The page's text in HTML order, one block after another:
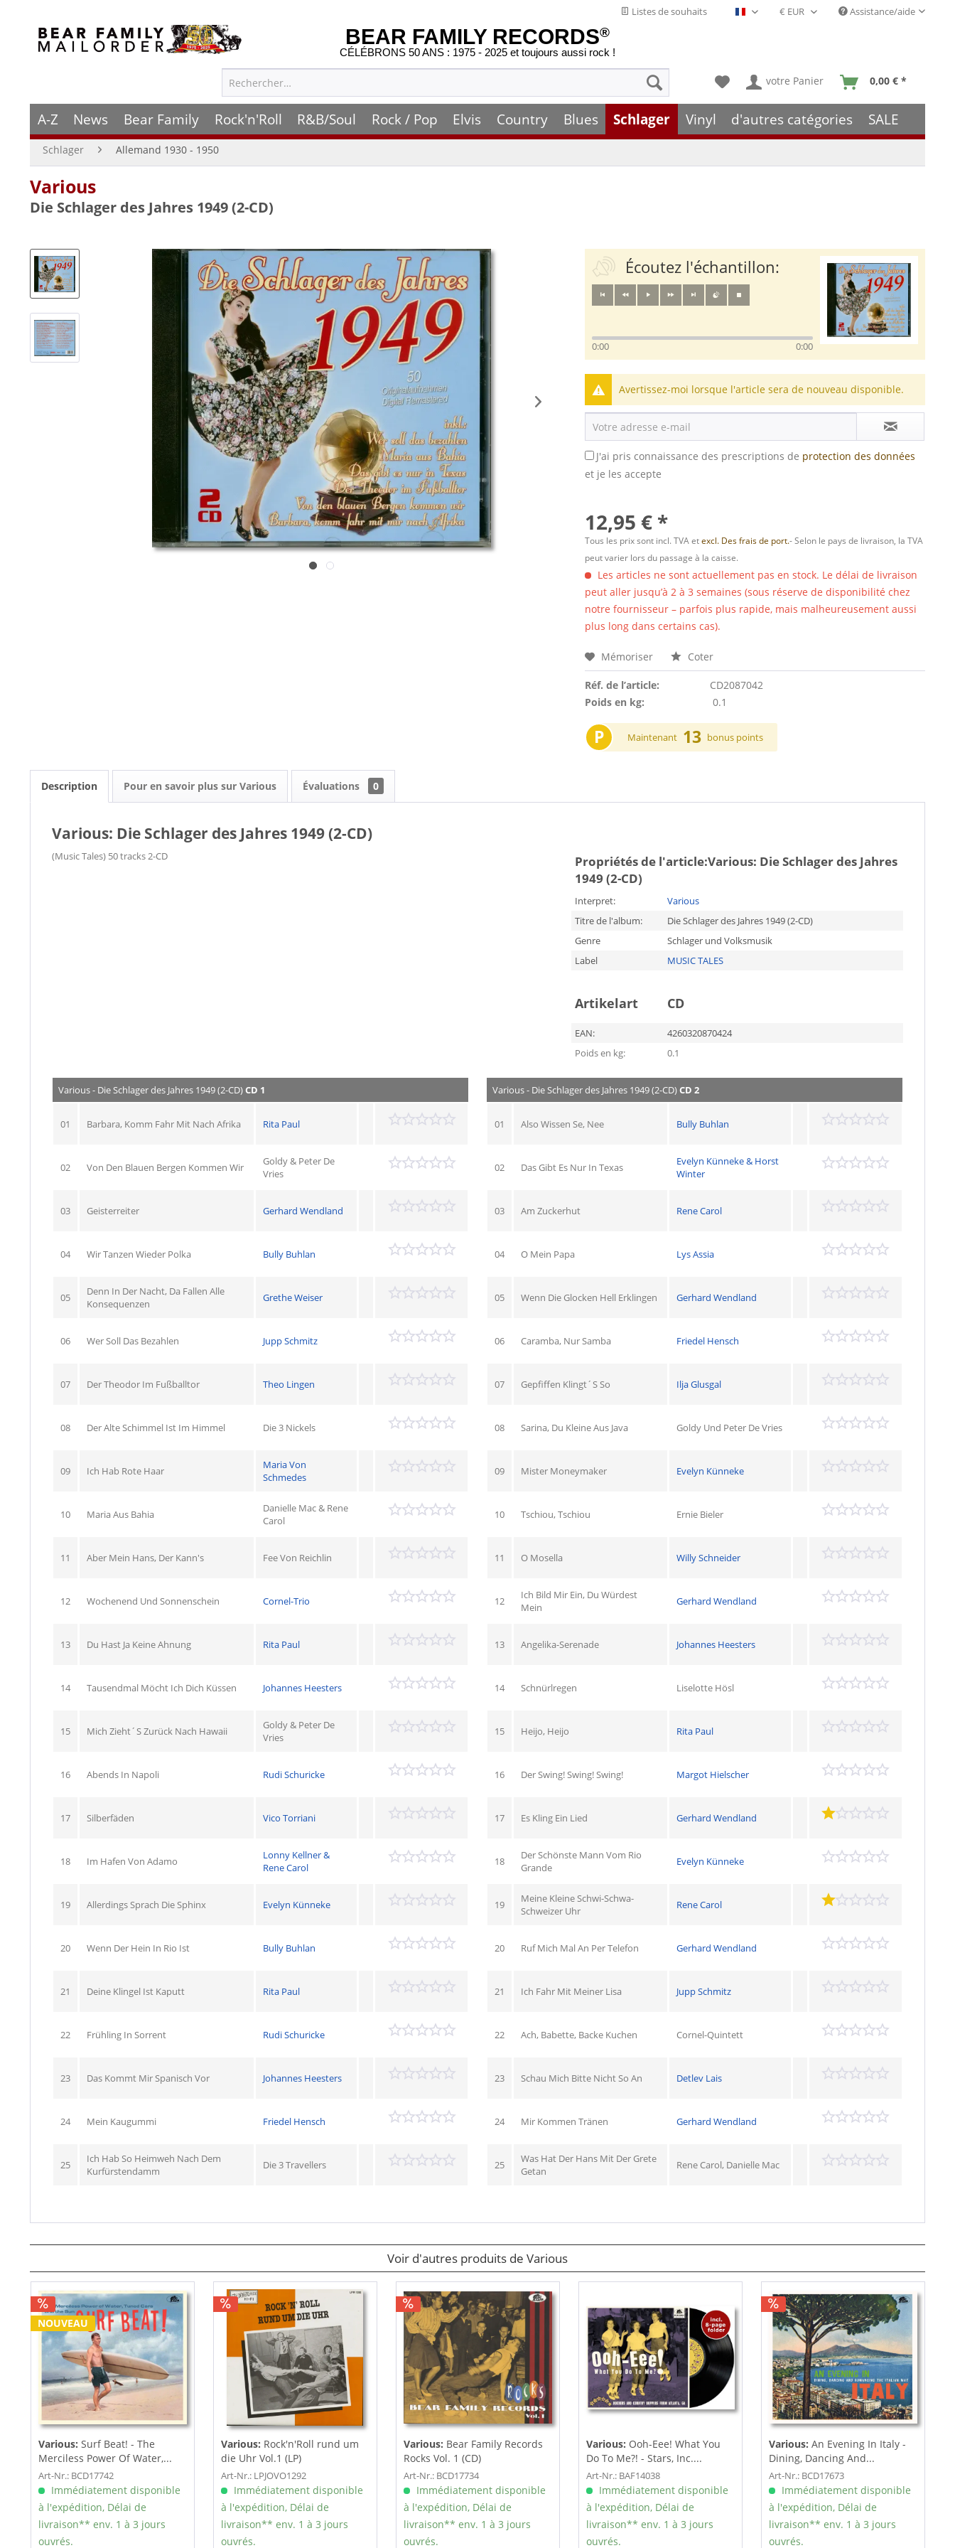
Listes de souhaits Français- FR Assistance/aide
BEAR FAMILY RECORDS®
CÉLÉBRONS 50 ANS : 1975 - 2025 et toujours aussi rock !
votre Panier 0,00 € *
A-Z News Bear Family Rock'n'Roll R&B/Soul Rock / Pop Elvis Country Blues Schlager Vinyl d'autres catégories SALE
Schlager Allemand 1930 - 1950
Various
Die Schlager des Jahres 1949 (2-CD)
Écoutez l'échantillon:
0:00 0:00
Avertissez-moi lorsque l'article sera de nouveau disponible.
J'ai pris connaissance des prescriptions de protection des données
et je les accepte
12,95 € *
Tous les prix sont incl. TVA etexcl. Des frais de port.- Selon le pays de livraison, la TVA
peut varier lors du passage à la caisse.
Les articles ne sont actuellement pas en stock. Le délai de livraison
peut aller jusqu’à 2 à 3 semaines (sous réserve de disponibilité chez
notre fournisseur – parfois plus rapide, mais malheureusement aussi
plus long dans certains cas).
Mémoriser Coter
Réf. de l’article:
CD2087042
Poids en kg:
0.1
P Maintenant 13 bonus points
Description Pour en savoir plus sur Various Évaluations 0
Various: Die Schlager des Jahres 1949 (2-CD)
(Music Tales) 50 tracks 2-CD Propriétés de l'article:Various: Die Schlager des Jahres
1949 (2-CD)
Interpret:
Various
Titre de l'album:
Die Schlager des Jahres 1949 (2-CD)
Genre
Schlager und Volksmusik
Label
MUSIC TALES
Artikelart CD
EAN:
4260320870424
Poids en kg:
0.1
Various - Die Schlager des Jahres 1949 (2-CD)CD 1
01 Barbara, Komm Fahr Mit Nach Afrika Rita Paul
02 Von Den Blauen Bergen Kommen Wir
Goldy & Peter De
Vries
03 Geisterreiter Gerhard Wendland
04 Wir Tanzen Wieder Polka Bully Buhlan
05
Denn In Der Nacht, Da Fallen Alle
Konsequenzen
Grethe Weiser
06 Wer Soll Das Bezahlen Jupp Schmitz
07 Der Theodor Im Fußballtor Theo Lingen
08 Der Alte Schimmel Ist Im Himmel Die 3 Nickels
09 Ich Hab Rote Haar
Maria Von
Schmedes
10 Maria Aus Bahia
Danielle Mac & Rene
Carol
11 Aber Mein Hans, Der Kann's Fee Von Reichlin
12 Wochenend Und Sonnenschein Cornel-Trio
13 Du Hast Ja Keine Ahnung Rita Paul
14 Tausendmal Möcht Ich Dich Küssen Johannes Heesters
15 Mich Zieht´S Zurück Nach Hawaii
Goldy & Peter De
Vries
16 Abends In Napoli Rudi Schuricke
17 Silberfäden Vico Torriani
18 Im Hafen Von Adamo
Lonny Kellner &
Rene Carol
19 Allerdings Sprach Die Sphinx Evelyn Künneke
20 Wenn Der Hein In Rio Ist Bully Buhlan
21 Deine Klingel Ist Kaputt Rita Paul
22 Frühling In Sorrent Rudi Schuricke
23 Das Kommt Mir Spanisch Vor Johannes Heesters
24 Mein Kaugummi Friedel Hensch
25
Ich Hab So Heimweh Nach Dem
Kurfürstendamm
Die 3 Travellers
Various - Die Schlager des Jahres 1949 (2-CD)CD 2
01 Also Wissen Se, Nee Bully Buhlan
02 Das Gibt Es Nur In Texas
Evelyn Künneke & Horst
Winter
03 Am Zuckerhut Rene Carol
04 O Mein Papa Lys Assia
05 Wenn Die Glocken Hell Erklingen Gerhard Wendland
06 Caramba, Nur Samba Friedel Hensch
07 Gepfiffen Klingt´S So Ilja Glusgal
08 Sarina, Du Kleine Aus Java Goldy Und Peter De Vries
09 Mister Moneymaker Evelyn Künneke
10 Tschiou, Tschiou Ernie Bieler
11 O Mosella Willy Schneider
12
Ich Bild Mir Ein, Du Würdest
Mein
Gerhard Wendland
13 Angelika-Serenade Johannes Heesters
14 Schnürlregen Liselotte Hösl
15 Heijo, Heijo Rita Paul
16 Der Swing! Swing! Swing! Margot Hielscher
17 Es Kling Ein Lied Gerhard Wendland
18
Der Schönste Mann Vom Rio
Grande
Evelyn Künneke
19
Meine Kleine Schwi-Schwa-
Schweizer Uhr
Rene Carol
20 Ruf Mich Mal An Per Telefon Gerhard Wendland
21 Ich Fahr Mit Meiner Lisa Jupp Schmitz
22 Ach, Babette, Backe Kuchen Cornel-Quintett
23 Schau Mich Bitte Nicht So An Detlev Lais
24 Mir Kommen Tränen Gerhard Wendland
25
Was Hat Der Hans Mit Der Grete
Getan
Rene Carol, Danielle Mac
Voir d'autres produits de Various
NOUVEAU
Various: Surf Beat! - The
Merciless Power Of Water,...
Art-Nr.: BCD17742
Immédiatement disponible
à l'expédition, Délai de
livraison** env. 1 à 3 jours
ouvrés.
Various: Rock'n'Roll rund um
die Uhr Vol.1 (LP)
Art-Nr.: LPJOVO1292
Immédiatement disponible
à l'expédition, Délai de
livraison** env. 1 à 3 jours
ouvrés.
Various: Bear Family Records
Rocks Vol. 1 (CD)
Art-Nr.: BCD17734
Immédiatement disponible
à l'expédition, Délai de
livraison** env. 1 à 3 jours
ouvrés.
Various: Ooh-Eee! What You
Do To Me?! - Stars, Inc....
Art-Nr.: BAF14038
Immédiatement disponible
à l'expédition, Délai de
livraison** env. 1 à 3 jours
ouvrés.
Various: An Evening In Italy -
Dining, Dancing And...
Art-Nr.: BCD17673
Immédiatement disponible
à l'expédition, Délai de
livraison** env. 1 à 3 jours
ouvrés.